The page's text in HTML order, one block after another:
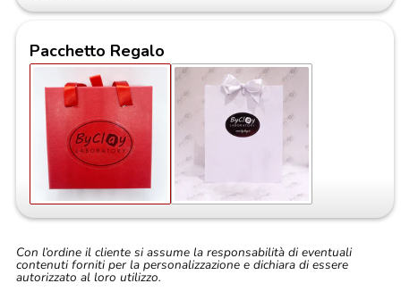
Pacchetto Regalo
Con l’ordine il cliente si assume la responsabilità di eventuali
contenuti forniti per la personalizzazione e dichiara di essere
autorizzato al loro utilizzo.